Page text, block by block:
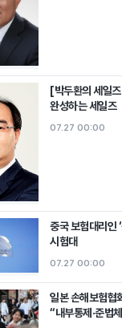
[박두환의 세일
완성하는 세일즈
07.27 00:00
중국 보험대리인
시험대
07.27 00:00
일본 손해보험협
“내부통제·준법